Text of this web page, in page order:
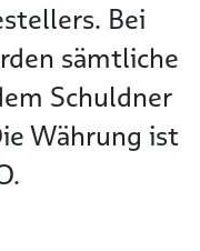
Bei
sämtliche
Schuldner
Währung ist